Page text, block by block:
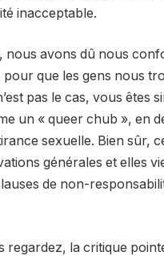
inacceptable.
nous avons dû nous
pour que les gens nous
pas le cas, vous êtes
un « queer chub », en
sexuelle. Bien sûr,
générales et elles
de non-
regardez, la critique